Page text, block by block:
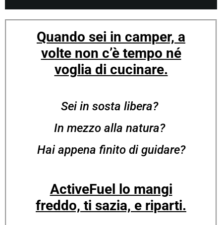
Quando sei in camper, a
volte non c’è tempo né
voglia di cucinare.
Sei in sosta libera?
In mezzo alla natura?
Hai appena finito di guidare?
ActiveFuel lo mangi
freddo, ti sazia, e riparti.